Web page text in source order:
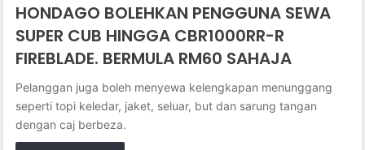
HONDAGO BOLEHKAN PENGGUNA SEWA
SUPER CUB HINGGA CBR1000RR-R
FIREBLADE. BERMULA RM60 SAHAJA
Pelanggan juga boleh menyewa kelengkapan menunggang
seperti topi keledar, jaket, seluar, but dan sarung tangan
dengan caj berbeza.